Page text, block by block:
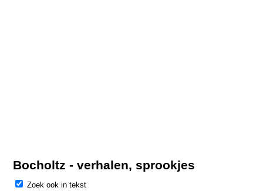
Bocholtz - verhalen, sprookjes
Zoek ook in tekst